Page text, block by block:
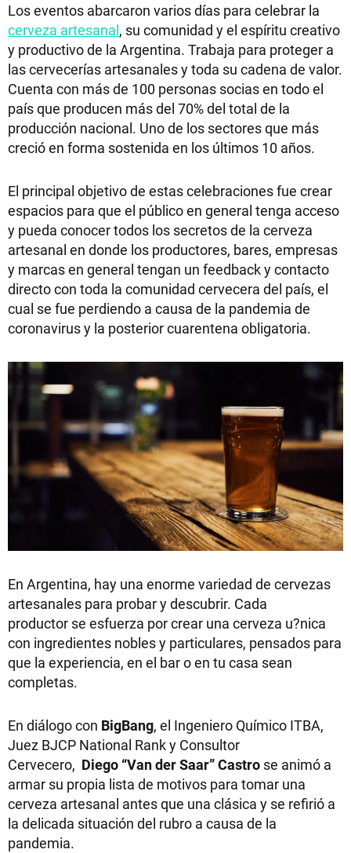
Los eventos abarcaron varios días para celebrar la
cerveza artesanal, su comunidad y el espíritu creativo
y productivo de la Argentina. Trabaja para proteger a
las cervecerías artesanales y toda su cadena de valor.
Cuenta con más de 100 personas socias en todo el
país que producen más del 70% del total de la
producción nacional. Uno de los sectores que más
creció en forma sostenida en los últimos 10 años.
El principal objetivo de estas celebraciones fue crear
espacios para que el público en general tenga acceso
y pueda conocer todos los secretos de la cerveza
artesanal en donde los productores, bares, empresas
y marcas en general tengan un feedback y contacto
directo con toda la comunidad cervecera del país, el
cual se fue perdiendo a causa de la pandemia de
coronavirus y la posterior cuarentena obligatoria.
En Argentina, hay una enorme variedad de cervezas
artesanales para probar y descubrir. Cada
productor se esfuerza por crear una cerveza u?nica
con ingredientes nobles y particulares, pensados para
que la experiencia, en el bar o en tu casa sean
completas.
En diálogo con BigBang, el Ingeniero Químico ITBA,
Juez BJCP National Rank y Consultor
Cervecero, Diego “Van der Saar” Castro se animó a
armar su propia lista de motivos para tomar una
cerveza artesanal antes que una clásica y se refirió a
la delicada situación del rubro a causa de la
pandemia.